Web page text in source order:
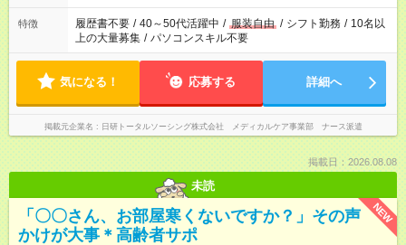
のお仕事の勤務時間。 合計で週40時間を超える場合は応募でき
ません
特徴 履歴書不要 / 40～50代活躍中 / 服装自由 / シフト勤務 / 10名以
上の大量募集 / パソコンスキル不要
気になる！ 応募する 詳細へ
掲載元企業名 日研トータルソーシング株式会社 メディカルケア事業部 ナース派遣
掲載日：2026.08.08
未読
NEW
「〇〇さん、お部屋寒くないですか？」その声
かけが大事＊高齢者サポ